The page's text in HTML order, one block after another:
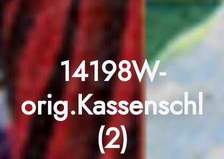
14198W-
orig.Kassenschl
(2)